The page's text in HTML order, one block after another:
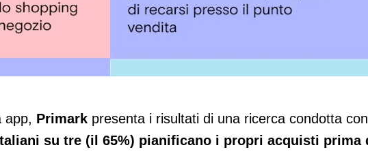
app e presenta un’indagine con YouGov
app, Primark presenta i risultati di una ricerca condotta con
su tre (il 65%) pianificano i propri acquisti prima